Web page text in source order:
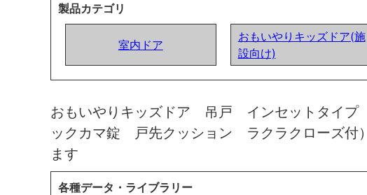
製品カテゴリ
室内ドア
おもいやりキッズドア(施
設向け)
おもいやりキッズドア 吊戸 インセットタ
ックカマ錠 戸先クッション ラクラクローズ付
ます
各種データ・ライブラリー